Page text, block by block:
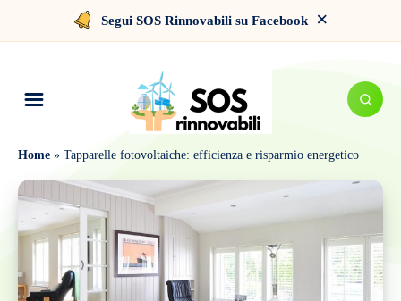
Segui SOS Rinnovabili su Facebook ×
Home » Tapparelle fotovoltaiche: efficienza e risparmio energetico